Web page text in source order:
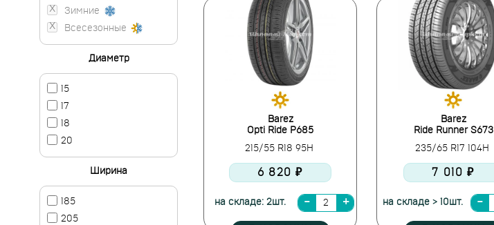
Barez
Opti Ride P685
215/55 R18 95H
6 820 ₽
на складе: 2шт.
Barez
Ride Runner S673
235/65 R17 104H
7 010 ₽
на складе > 10шт.
Зимние
Всесезонные
Диаметр
15
17
18
20
Ширина
185
205